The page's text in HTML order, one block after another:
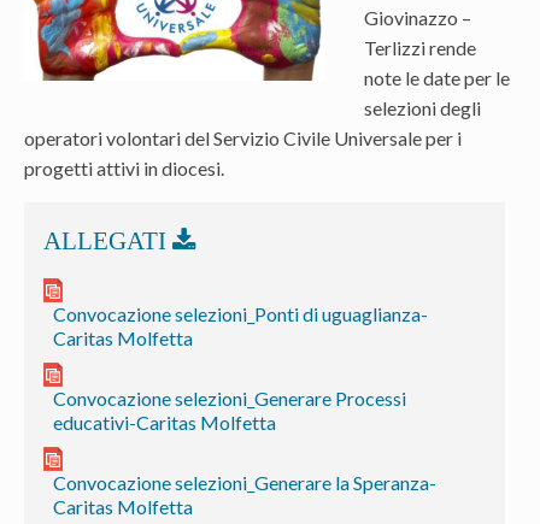
Giovinazzo –
Terlizzi rende
note le date per le
selezioni degli
operatori volontari del Servizio Civile Universale per i
progetti attivi in diocesi.
Convocazione selezioni_Ponti di uguaglianza-
Caritas Molfetta
Convocazione selezioni_Generare Processi
educativi-Caritas Molfetta
Convocazione selezioni_Generare la Speranza-
Caritas Molfetta